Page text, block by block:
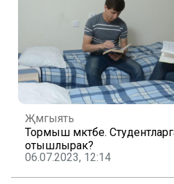
Җәмгыять
Тормыш мәктәбе.
отышлырак?
06.07.2023, 12:14